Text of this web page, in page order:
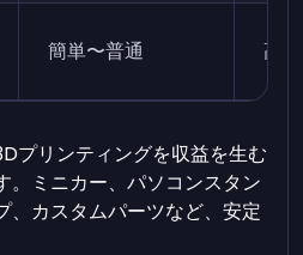
簡単〜普通 高い
プリンティングを収益を生む
。ミニカー、パソコンスタン
、カスタムパーツなど、安定